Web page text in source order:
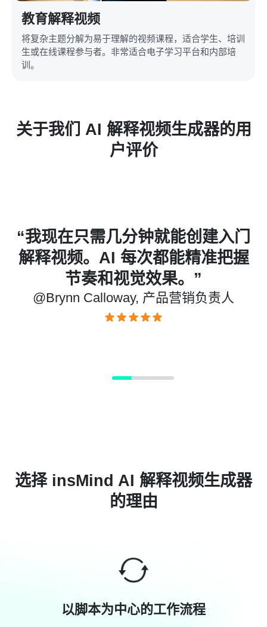
教育解释视频
将复杂主题分解为易于理解的视频课程，适合学生、培训
生或在线课程参与者。非常适合电子学习平台和内部培
训。
关于我们 AI 解释视频生成器的用
户评价
“我们用 insMind 替代了昂贵的视
频制作公司。我们的产品解释视频
看起来同样专业，但成本却低得
多。”
@Declan Marquez, SaaS 创始人
选择 insMind AI 解释视频生成器
的理由
以脚本为中心的工作流程